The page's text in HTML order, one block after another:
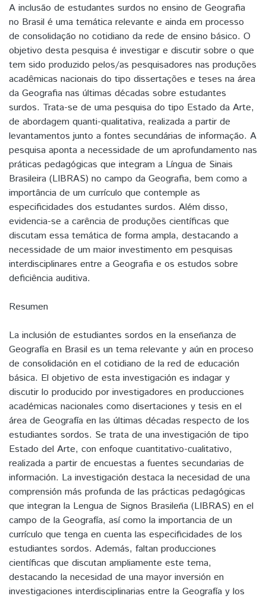
A inclusão de estudantes surdos no ensino de Geografia
no Brasil é uma temática relevante e ainda em processo
de consolidação no cotidiano da rede de ensino básico. O
objetivo desta pesquisa é investigar e discutir sobre o que
tem sido produzido pelos/as pesquisadores nas produções
acadêmicas nacionais do tipo dissertações e teses na área
da Geografia nas últimas décadas sobre estudantes
surdos. Trata-se de uma pesquisa do tipo Estado da Arte,
de abordagem quanti-qualitativa, realizada a partir de
levantamentos junto a fontes secundárias de informação. A
pesquisa aponta a necessidade de um aprofundamento nas
práticas pedagógicas que integram a Língua de Sinais
Brasileira (LIBRAS) no campo da Geografia, bem como a
importância de um currículo que contemple as
especificidades dos estudantes surdos. Além disso,
evidencia-se a carência de produções científicas que
discutam essa temática de forma ampla, destacando a
necessidade de um maior investimento em pesquisas
interdisciplinares entre a Geografia e os estudos sobre
deficiência auditiva.
Resumen
La inclusión de estudiantes sordos en la enseñanza de
Geografía en Brasil es un tema relevante y aún en proceso
de consolidación en el cotidiano de la red de educación
básica. El objetivo de esta investigación es indagar y
discutir lo producido por investigadores en producciones
académicas nacionales como disertaciones y tesis en el
área de Geografía en las últimas décadas respecto de los
estudiantes sordos. Se trata de una investigación de tipo
Estado del Arte, con enfoque cuantitativo-cualitativo,
realizada a partir de encuestas a fuentes secundarias de
información. La investigación destaca la necesidad de una
comprensión más profunda de las prácticas pedagógicas
que integran la Lengua de Signos Brasileña (LIBRAS) en el
campo de la Geografía, así como la importancia de un
currículo que tenga en cuenta las especificidades de los
estudiantes sordos. Además, faltan producciones
científicas que discutan ampliamente este tema,
destacando la necesidad de una mayor inversión en
investigaciones interdisciplinarias entre la Geografía y los